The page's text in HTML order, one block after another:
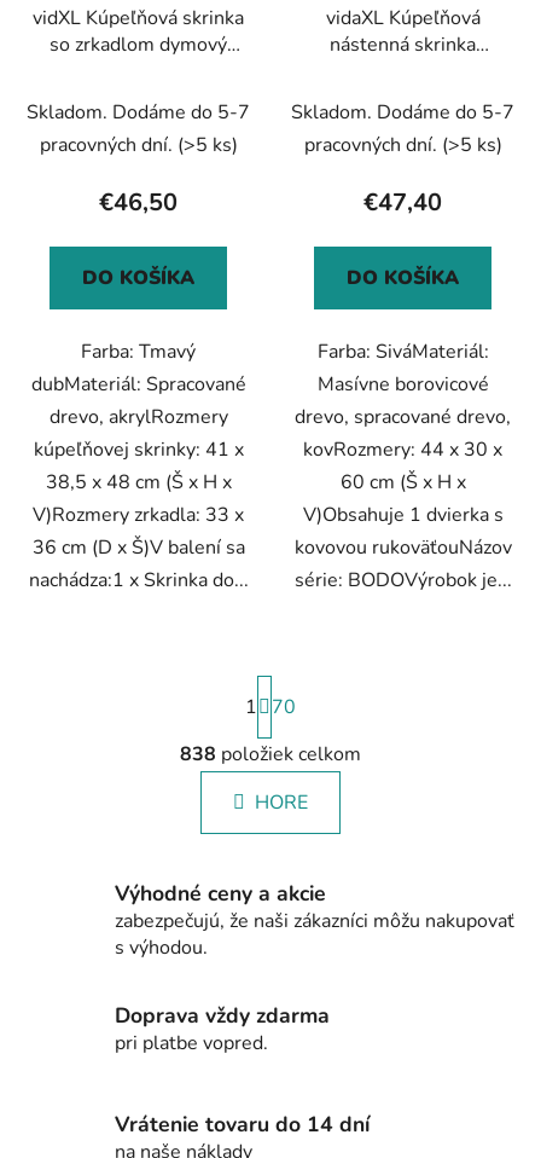
vidXL Kúpeľňová skrinka
so zrkadlom dymový
Skladom. Dodáme do 5-7
pracovných dní. (>5 ks)
€46,50
DO KOŠÍKA
Farba: Tmavý
dubMateriál: Spracované
drevo, akrylRozmery
kúpeľňovej skrinky: 41 x
38,5 x 48 cm (Š x H x
V)Rozmery zrkadla: 33 x
36 cm (D x Š)V balení sa
nachádza:1 x Skrinka do...
vidaXL Kúpeľňová
nástenná skrinka
44x30x60 cm
Skladom. Dodáme do 5-7
pracovných dní. (>5 ks)
€47,40
DO KOŠÍKA
Farba: SiváMateriál:
Masívne borovicové
drevo, spracované drevo,
kovRozmery: 44 x 30 x
60 cm (Š x H x
V)Obsahuje 1 dvierka s
kovovou rukoväťouNázov
série: BODOVýrobok je...
O
v
l
a
c
p
r
v
S
t
r
á
n
k
n
i
e
1
70
838 položiek celkom
HORE
Výhodné ceny a akcie
zabezpečujú, že naši zákazníci môžu nakupovať
s výhodou.
Doprava vždy zdarma
pri platbe vopred.
Vrátenie tovaru do 14 dní
na naše náklady